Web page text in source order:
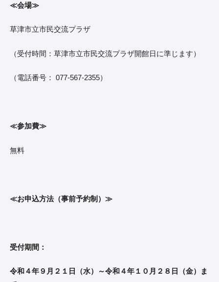
≪会場≫
草津市立市民交流プラザ
（受付時間：草津市立市民交流プラザ開館日に準じます）
（電話番号： 077-567-2355）
≪参加費≫
無料
≪お申込方法（事前予約制）≫
受付期間：
令和４年９月２１日（水）～令和４年１０月２８日（金）ま